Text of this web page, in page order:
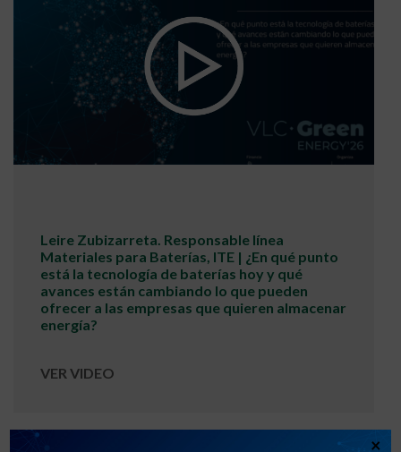
Leire Zubizarreta. Responsable línea
Materiales para Baterías, ITE | ¿En qué punto
está la tecnología de baterías hoy y qué
avances están cambiando lo que pueden
ofrecer a las empresas que quieren almacenar
energía?
VER VIDEO
×